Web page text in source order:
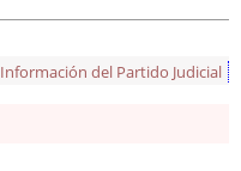
Información del Partido Judicial